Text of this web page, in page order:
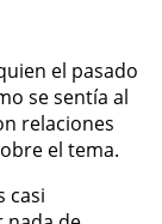
el pasado
se sentía al
relaciones
el tema.
casi